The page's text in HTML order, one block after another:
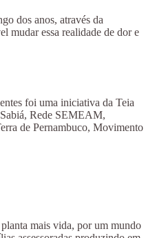
dos anos, através da
mudar essa realidade de dor e
foi uma iniciativa da Teia
Rede SEMEAM,
de Pernambuco, Movimento
planta mais vida, por um mundo